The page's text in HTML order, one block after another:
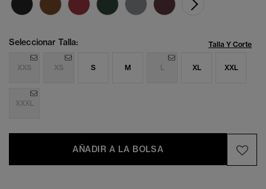
Seleccionar Talla: Talla Y Corte
XXS XS S M L XL XXL
XXXL
AÑADIR A LA BOLSA